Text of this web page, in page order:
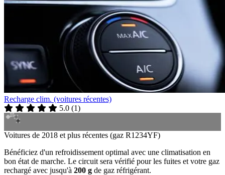
Recharge clim. (voitures récentes)
5.0 (1)
Voitures de 2018 et plus récentes (gaz R1234YF)
Bénéficiez d'un refroidissement optimal avec une climatisation en
bon état de marche. Le circuit sera vérifié pour les fuites et votre gaz
rechargé avec jusqu'à 200 g de gaz réfrigérant.